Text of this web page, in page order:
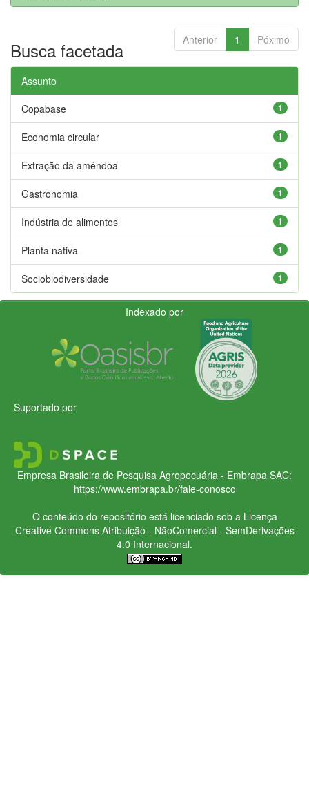
Anterior 1 Póximo
Busca facetada
Assunto
1
Copabase
1
Economia circular
1
Extração da amêndoa
1
Gastronomia
1
Indústria de alimentos
1
Planta nativa
1
Sociobiodiversidade
Indexado por
Suportado por
Empresa Brasileira de Pesquisa Agropecuária - Embrapa SAC:
https://www.embrapa.br/fale-conosco
O conteúdo do repositório está licenciado sob a Licença
Creative CommonsAtribuição - NãoComercial - SemDerivações
4.0 Internacional.